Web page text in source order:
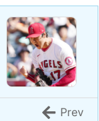
Prev